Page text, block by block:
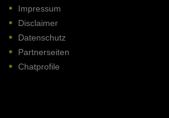
Impressum
Disclaimer
Datenschutz
Partnerseiten
Chatprofile